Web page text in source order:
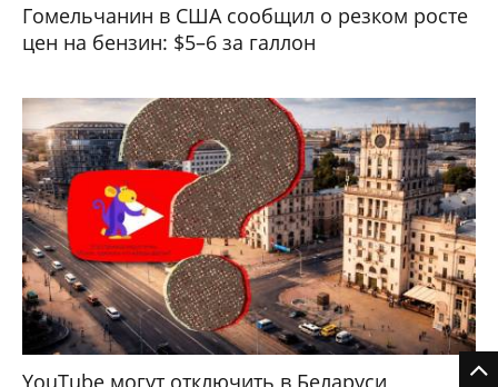
Гомельчанин в США сообщил о резком росте
цен на бензин: $5–6 за галлон